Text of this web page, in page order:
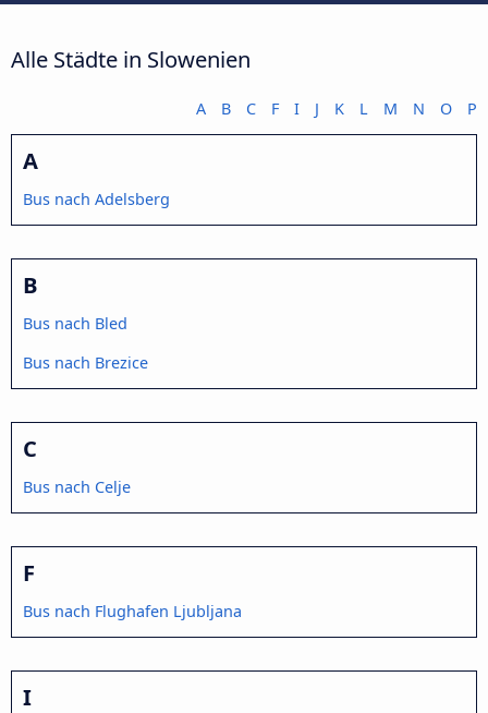
Alle Städte in Slowenien
A B C F I J K L M N O P
A
Bus nach Adelsberg
B
Bus nach Bled
Bus nach Brezice
C
Bus nach Celje
F
Bus nach Flughafen Ljubljana
I